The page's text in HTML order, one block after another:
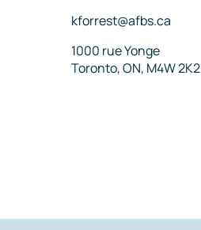
Courriel
kforrest@afbs.ca
Adresse
1000 rue Yonge
Toronto, ON, M4W 2K2